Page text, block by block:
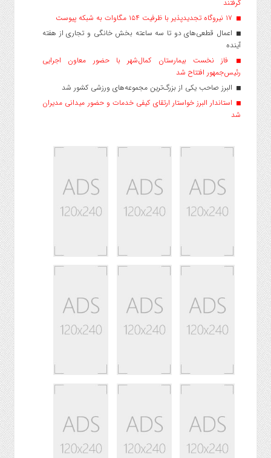
گرفتند
اعمال قطعی‌های دو تا سه ساعته بخش خانگی و تجاری از هفته
آینده
فاز نخست بیمارستان کمال‌شهر با حضور معاون اجرایی
رئیس‌جمهور افتتاح شد
البرز صاحب یکی از بزرگ‌ترین مجموعه‌های ورزشی کشور شد
استاندار البرز خواستار ارتقای کیفی خدمات و حضور میدانی مدیران
شد